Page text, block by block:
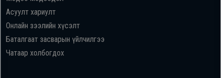
Асуулт хариулт
Онлайн зээлийн хүсэлт
Баталгаат засварын үйлчилгээ
Чатаар холбогдох